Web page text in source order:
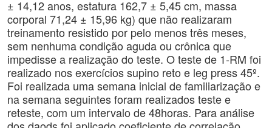
± 14,12 anos, estatura 162,7 ± 5,45 cm, massa
corporal 71,24 ± 15,96 kg) que não realizaram
treinamento resistido por pelo menos três meses,
sem nenhuma condição aguda ou crônica que
impedisse a realização do teste. O teste de 1-RM foi
realizado nos exercícios supino reto e leg press 45º.
Foi realizada uma semana inicial de familiarização e
na semana seguintes foram realizados teste e
reteste, com um intervalo de 48horas. Para análise